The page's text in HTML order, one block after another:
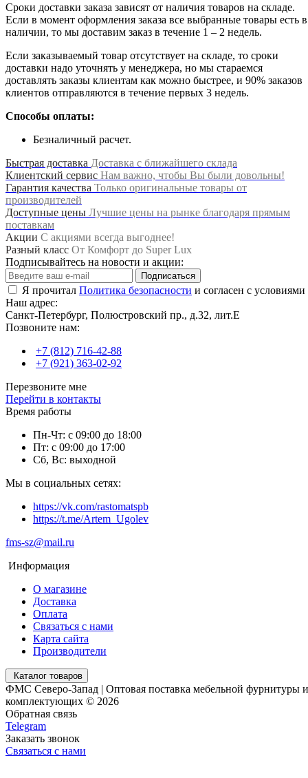
Сроки доставки заказа зависят от наличия товаров на складе.
Если в момент оформления заказа все выбранные товары есть в
наличии, то мы доставим заказ в течение 1 – 2 недель.
Если заказываемый товар отсутствует на складе, то сроки
доставки надо уточнять у менеджера, но мы стараемся
доставлять заказы клиентам как можно быстрее, и 90% заказов
клиентов отправляются в течение первых 3 недель.
Способы оплаты:
Безналичный расчет.
Быстрая доставка Доставка с ближайшего склада
Клиентский сервис Нам важно, чтобы Вы были довольны!
Гарантия качества Только оригинальные товары от
производителей
Доступные цены Лучшие цены на рынке благодаря прямым
поставкам
Акции С акциями всегда выгоднее!
Разный класс От Комфорт до Super Lux
Подписывайтесь на новости и акции:
Подписаться
Я прочитал Политика безопасности и согласен с условиями
Наш адрес:
Санкт-Петербург, Полюстровский пр., д.32, лит.Е
Позвоните нам:
+7 (812) 716-42-88
+7 (921) 363-02-92
Перезвоните мне
Перейти в контакты
Время работы
Пн-Чт: с 09:00 до 18:00
Пт: с 09:00 до 17:00
Сб, Вс: выходной
Мы в социальных сетях:
https://vk.com/rastomatspb
https://t.me/Artem_Ugolev
fms-sz@mail.ru
Информация
О магазине
Доставка
Оплата
Связаться с нами
Карта сайта
Производители
Каталог товаров
ФМС Северо-Запад | Оптовая поставка мебельной фурнитуры и
комплектующих © 2026
Обратная связь
Telegram
Заказать звонок
Связаться с нами